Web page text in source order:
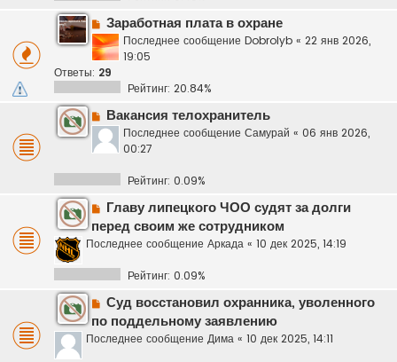
Заработная плата в охране
Последнее сообщение Dobrolyb « 22 янв 2026,
19:05
Ответы: 29
Рейтинг: 20.84%
Вакансия телохранитель
Последнее сообщение Самурай « 06 янв 2026,
00:27
Рейтинг: 0.09%
Главу липецкого ЧОО судят за долги
перед своим же сотрудником
Последнее сообщение Аркада « 10 дек 2025, 14:19
Рейтинг: 0.09%
Суд восстановил охранника, уволенного
по поддельному заявлению
Последнее сообщение Дима « 10 дек 2025, 14:11